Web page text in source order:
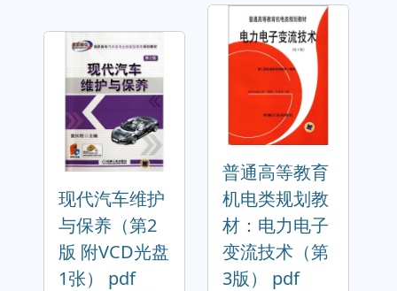
现代汽车维护
与保养（第2
版 附VCD光盘
1张） pdf
普通高等教育
机电类规划教
材：电力电子
变流技术（第
3版） pdf